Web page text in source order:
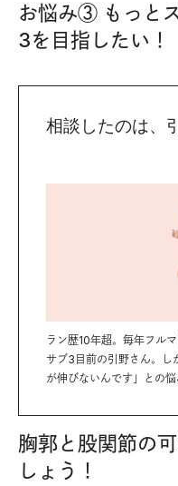
お悩み③ もっと
3を目指したい！
相談したのは、
ラン歴10年超。毎年フル
サブ3目前の引野さん。し
が伸びないんです」との
胸郭と股関節の
しょう！